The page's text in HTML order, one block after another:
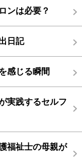
ンは必要？
日記
感じる瞬間
実践するセルフ
福祉士の母親が